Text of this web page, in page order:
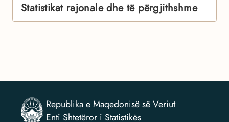
Statistikat rajonale dhe të përgjithshme
Republika e Maqedonisë së Veriut
Enti Shtetëror i Statistikës